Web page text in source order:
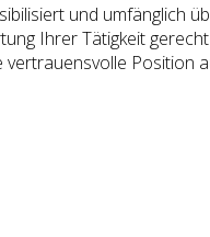
und umfänglich
Ihrer Tätigkeit
Position